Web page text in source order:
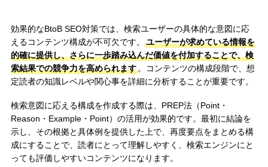
効果的なBtoB SEO対策では、検索ユーザーの具体的な意図に応
えるコンテンツ構成が不可欠です。
ユーザーが求めている情報を
的確に提供し、さらに一歩踏み込んだ価値を付加することで、検
索結果での競争力を高められます。コンテンツの構成段階で、想
定読者の知識レベルや関心事を詳細に分析することが重要です。
検索意図に応える構成を作成する際は、PREP法（Point・
Reason・Example・Point）の活用が効果的です。最初に結論を
示し、その根拠と具体例を提供した上で、再度要点をまとめる構
成にすることで、読者にとって理解しやすく、検索エンジンにと
っても評価しやすいコンテンツになります。